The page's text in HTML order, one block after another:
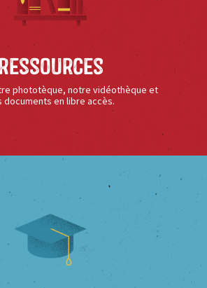
phototèque, notre vidéothèque et
documents en libre accès.